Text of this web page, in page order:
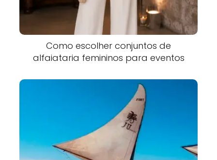
Como escolher conjuntos de
alfaiataria femininos para eventos